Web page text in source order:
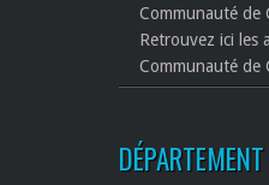
Retrouvez ici les
Communauté de
DÉPARTEMENT